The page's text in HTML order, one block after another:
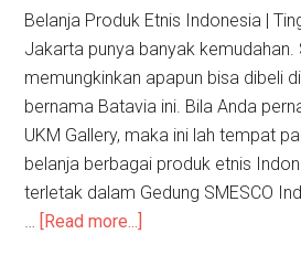
Belanja Produk Etnis Indonesia |
Jakarta punya banyak kemudahan.
memungkinkan apapun bisa dibeli
bernama Batavia ini. Bila Anda
UKM Gallery, maka ini lah tempat
belanja berbagai produk etnis
terletak dalam Gedung SMESCO
… [Read more...]